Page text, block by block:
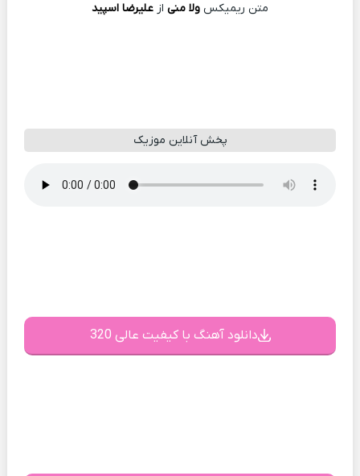
متن ریمیکس ولا منی از علیرضا اسپید
پخش آنلاین موزیک
دانلود آهنگ با کیفیت عالی 320